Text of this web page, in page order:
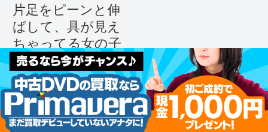
【二次足あげ】ノーパンで片足をピー
ンと伸ばして、具が見えちゃってる女
の子